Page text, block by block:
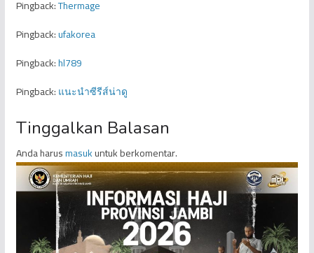
Pingback:Thermage
Pingback:ufakorea
Pingback:hl789
Pingback:แนะนำซีรีส์น่าดู
Tinggalkan Balasan
Anda harusmasukuntuk berkomentar.